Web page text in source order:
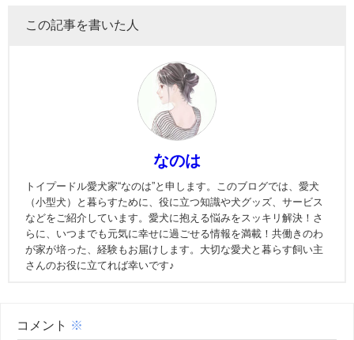
この記事を書いた人
なのは
トイプードル愛犬家“なのは”と申します。このブログでは、愛犬
（小型犬）と暮らすために、役に立つ知識や犬グッズ、サービス
などをご紹介しています。愛犬に抱える悩みをスッキリ解決！さ
らに、いつまでも元気に幸せに過ごせる情報を満載！共働きのわ
が家が培った、経験もお届けします。大切な愛犬と暮らす飼い主
さんのお役に立てれば幸いです♪
コメント ※